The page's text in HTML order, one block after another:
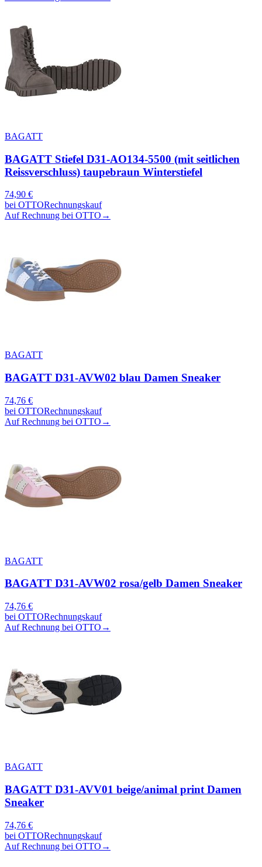
BAGATT
BAGATT Stiefel D31-AO134-5500 (mit seitlichen
Reissverschluss) taupebraun Winterstiefel
74,90 €
bei OTTORechnungskauf
Auf Rechnung bei OTTO →
BAGATT
BAGATT D31-AVW02 blau Damen Sneaker
74,76 €
bei OTTORechnungskauf
Auf Rechnung bei OTTO →
BAGATT
BAGATT D31-AVW02 rosa/gelb Damen Sneaker
74,76 €
bei OTTORechnungskauf
Auf Rechnung bei OTTO →
BAGATT
BAGATT D31-AVV01 beige/animal print Damen
Sneaker
74,76 €
bei OTTORechnungskauf
Auf Rechnung bei OTTO →